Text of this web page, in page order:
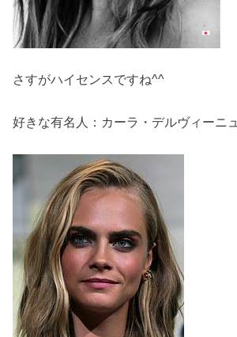
さすがハイセンスですね^^
好きな有名人：カーラ・デルヴィーニュ